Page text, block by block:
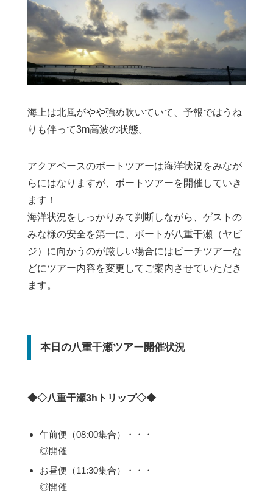
海上は北風がやや強め吹いていて、予報ではうね
りも伴って3m高波の状態。
アクアベースのボートツアーは海洋状況をみなが
らにはなりますが、ボートツアーを開催していき
ます！
海洋状況をしっかりみて判断しながら、ゲストの
みな様の安全を第一に、ボートが八重干瀬（ヤビ
ジ）に向かうのが厳しい場合にはビーチツアーな
どにツアー内容を変更してご案内させていただき
ます。
本日の八重干瀬ツアー開催状況
◆◇八重干瀬3hトリップ◇◆
午前便（08:00集合）・・・
◎開催
お昼便（11:30集合）・・・
◎開催